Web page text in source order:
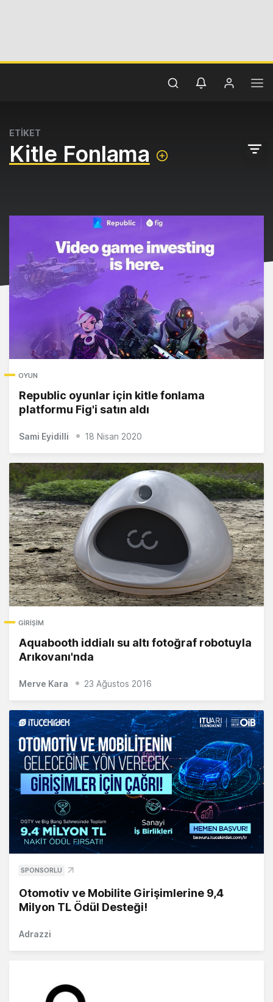
ETİKET
Kitle Fonlama
OYUN
Republic oyunlar için kitle fonlama
platformu Fig'i satın aldı
Sami Eyidilli 18 Nisan 2020
GIRIŞIM
Aquabooth iddialı su altı fotoğraf robotuyla
Arıkovanı'nda
Merve Kara 23 Ağustos 2016
SPONSORLU
Otomotiv ve Mobilite Girişimlerine 9,4
Milyon TL Ödül Desteği!
Adrazzi